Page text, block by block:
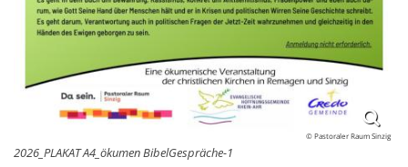
© Pastoraler Raum Sinzig
2026_PLAKAT A4_ökumen BibelGespräche-1